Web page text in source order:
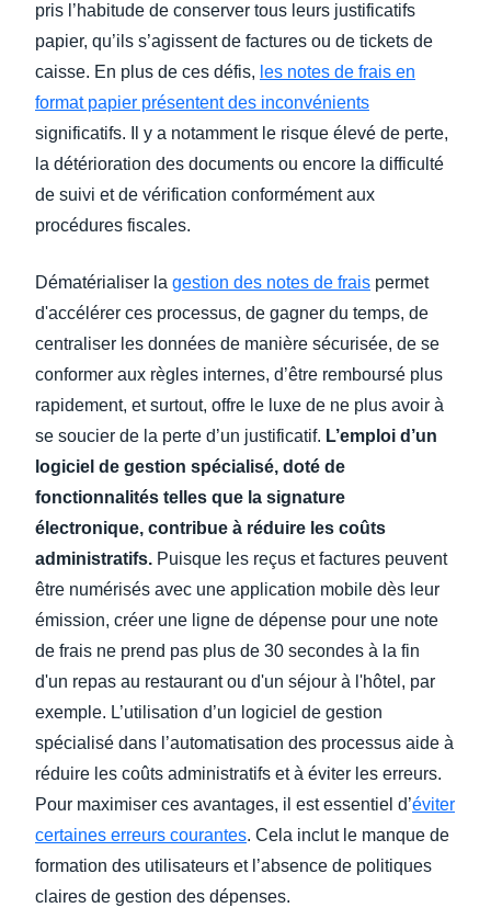
pris l’habitude de conserver tous leurs justificatifs
papier, qu’ils s’agissent de factures ou de tickets de
caisse. En plus de ces défis, les notes de frais en
format papier présentent des inconvénients
significatifs. Il y a notamment le risque élevé de perte,
la détérioration des documents ou encore la difficulté
de suivi et de vérification conformément aux
procédures fiscales.
Dématérialiser la gestion des notes de frais permet
d'accélérer ces processus, de gagner du temps, de
centraliser les données de manière sécurisée, de se
conformer aux règles internes, d’être remboursé plus
rapidement, et surtout, offre le luxe de ne plus avoir à
se soucier de la perte d’un justificatif. L’emploi d’un
logiciel de gestion spécialisé, doté de
fonctionnalités telles que la signature
électronique, contribue à réduire les coûts
administratifs. Puisque les reçus et factures peuvent
être numérisés avec une application mobile dès leur
émission, créer une ligne de dépense pour une note
de frais ne prend pas plus de 30 secondes à la fin
d'un repas au restaurant ou d'un séjour à l'hôtel, par
exemple. L’utilisation d’un logiciel de gestion
spécialisé dans l’automatisation des processus aide à
réduire les coûts administratifs et à éviter les erreurs.
Pour maximiser ces avantages, il est essentiel d’éviter
certaines erreurs courantes. Cela inclut le manque de
formation des utilisateurs et l’absence de politiques
claires de gestion des dépenses.